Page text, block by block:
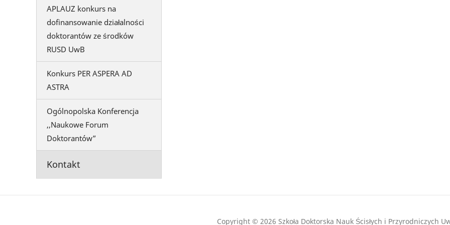
APLAUZ konkurs na
dofinansowanie działalności
doktorantów ze środków
RUSD UwB
Konkurs PER ASPERA AD
ASTRA
Ogólnopolska Konferencja
,,Naukowe Forum
Doktorantów”
Kontakt
Copyright © 2026 Szkoła Doktorska Nauk Ścisłych i Przyrodniczych